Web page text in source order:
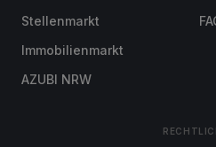
Stellenmarkt
Immobilienmarkt
AZUBI NRW